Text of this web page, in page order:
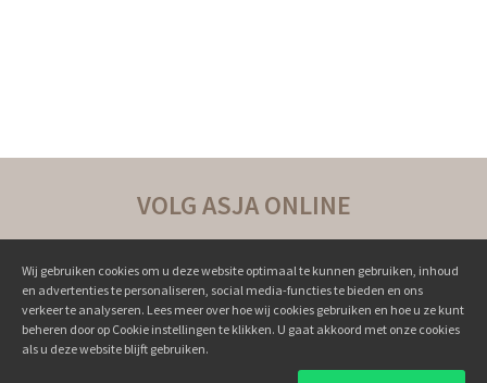
VOLG ASJA ONLINE
Succesverhalen ››
Wij gebruiken cookies om u deze website optimaal te kunnen gebruiken, inhoud
en advertenties te personaliseren, social media-functies te bieden en ons
verkeer te analyseren. Lees meer over hoe wij cookies gebruiken en hoe u ze kunt
beheren door op Cookie instellingen te klikken. U gaat akkoord met onze cookies
als u deze website blijft gebruiken.